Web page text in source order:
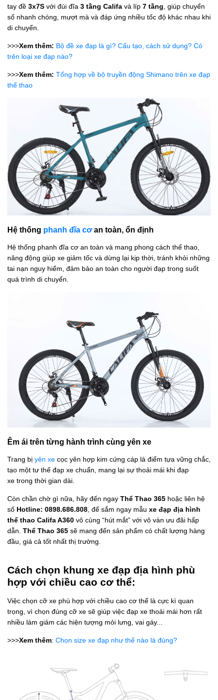
tay đề 3x7S với đùi đĩa 3 tầng Califa và líp 7 tầng , giúp chuyển
số nhanh chóng, mượt mà và đáp ứng nhiều tốc độ khác nhau khi
di chuyển.
>>>Xem thêm: Bộ đề xe đạp là gì? Cấu tạo, cách sử dụng? Có
trên loại xe đạp nào?
>>>Xem thêm: Tổng hợp về bộ truyền động Shimano trên xe đạp
thể thao
Hệ thống phanh đĩa cơan toàn, ổn định
Hệ thống phanh đĩa cơ an toàn và mang phong cách thể thao,
năng động giúp xe giảm tốc và dừng lại kịp thời, tránh khỏi những
tai nạn nguy hiểm, đảm bảo an toàn cho người đạp trong suốt
quá trình di chuyển.
Êm ái trên từng hành trình cùng yên xe
Trang bị yên xe cọc yên hợp kim cứng cáp là điểm tựa vững chắc,
tạo một tư thế đạp xe chuẩn, mang lại sự thoải mái khi đạp
xe trong thời gian dài.
Còn chần chờ gì nữa, hãy đến ngay Thể Thao 365 hoặc liên hệ
số Hotline: 0898.686.808 , để sắm ngay mẫu xe đạp địa hình
thể thao Califa A360 vô cùng “hút mắt” với vô vàn ưu đãi hấp
dẫn. Thể Thao 365 sẽ mang đến sản phẩm có chất lượng hàng
đầu, giá cả tốt nhất thị trường.
Cách chọn khung xe đạp địa hình phù
hợp với chiều cao cơ thể:
Việc chọn cỡ xe phù hợp với chiều cao cơ thể là cực kì quan
trọng, vì chọn đúng cỡ xe sẽ giúp việc đạp xe thoải mái hơn rất
nhiều làm giảm các hiện tượng mỏi lưng, vai gáy...
>>>Xem thêm: Chọn size xe đạp như thế nào là đúng?